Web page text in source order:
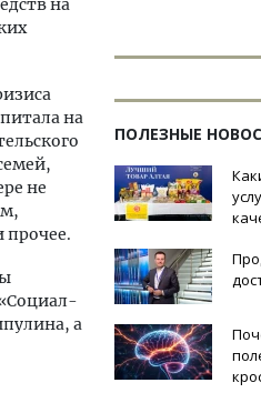
на
на
не
прочее.
а
ПОЛЕЗНЫЕ